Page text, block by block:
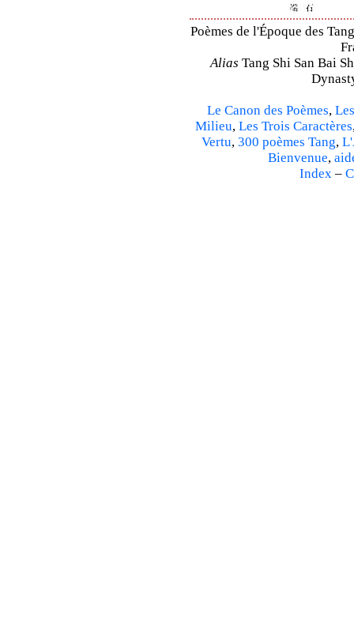
Poèmes de l'Époque des
Alias Tang Shi San Bai
Le Canon des Poèmes,
Milieu, Les Trois Caractères
Vertu, 300 poèmes Tang,
Bienvenue,
Index–